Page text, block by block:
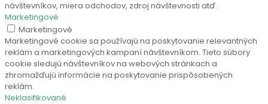
návštevníkov, miera odchodov, zdroj návštevnosti atď.
Marketingové
Marketingové
Marketingové cookie sa používajú na poskytovanie relevantných
reklám a marketingových kampaní návštevníkom. Tieto súbory
cookie sledujú návštevníkov na webových stránkach a
zhromažďujú informácie na poskytovanie prispôsobených
reklám.
Neklasifikované